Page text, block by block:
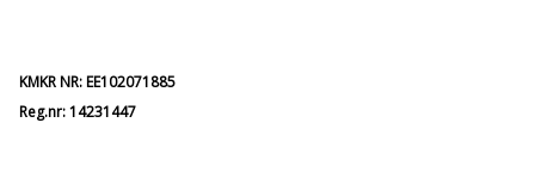
KMKR NR: EE102071885
Reg.nr: 14231447